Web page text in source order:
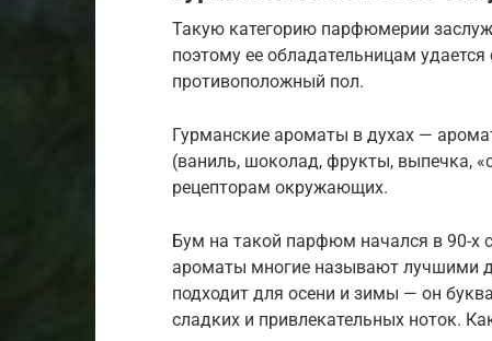
Такую категорию парфюмерии
поэтому ее обладательницам
противоположный пол.
Гурманские ароматы в духах —
(ваниль, шоколад, фрукты, выпечка,
рецепторам окружающих.
Бум на такой парфюм начался в 90-х
ароматы многие называют лучшими
подходит для осени и зимы — он
сладких и привлекательных ноток.